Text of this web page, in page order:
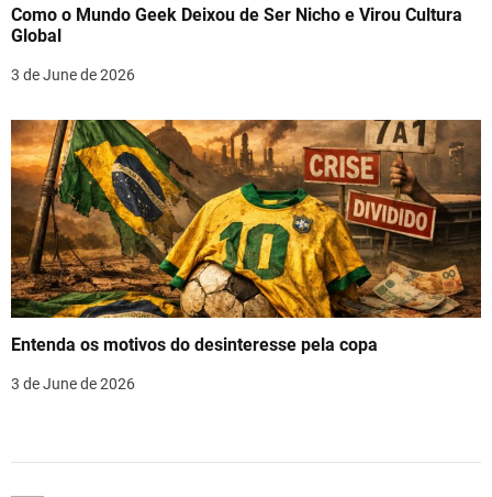
Como o Mundo Geek Deixou de Ser Nicho e Virou Cultura
Global
3 de June de 2026
Entenda os motivos do desinteresse pela copa
3 de June de 2026